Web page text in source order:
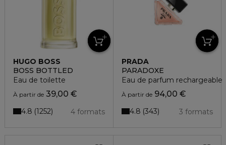
HUGO BOSS
BOSS BOTTLED
Eau de toilette
À partir de 39,00 €
4 formats
4.8 1252
PRADA
PARADOXE
Eau de parfum rechargeable
À partir de94,00 €
3 formats
4.8 343